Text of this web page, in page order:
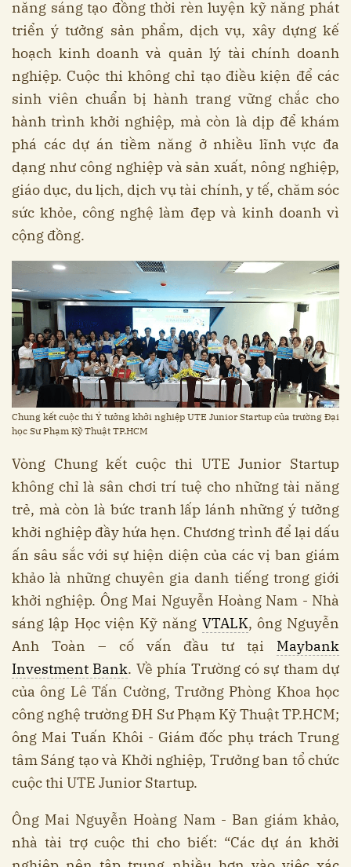
năng sáng tạo đồng thời rèn luyện kỹ năng phát
triển ý tưởng sản phẩm, dịch vụ, xây dựng kế
hoạch kinh doanh và quản lý tài chính doanh
nghiệp. Cuộc thi không chỉ tạo điều kiện để các
sinh viên chuẩn bị hành trang vững chắc cho
hành trình khởi nghiệp, mà còn là dịp để khám
phá các dự án tiềm năng ở nhiều lĩnh vực đa
dạng như công nghiệp và sản xuất, nông nghiệp,
giáo dục, du lịch, dịch vụ tài chính, y tế, chăm sóc
sức khỏe, công nghệ làm đẹp và kinh doanh vì
cộng đồng.
Chung kết cuộc thi Ý tưởng khởi nghiệp UTE Junior Startup của trường Đại
học Sư Phạm Kỹ Thuật TP.HCM
Vòng Chung kết cuộc thi UTE Junior Startup
không chỉ là sân chơi trí tuệ cho những tài năng
trẻ, mà còn là bức tranh lấp lánh những ý tưởng
khởi nghiệp đầy hứa hẹn. Chương trình để lại dấu
ấn sâu sắc với sự hiện diện của các vị ban giám
khảo là những chuyên gia danh tiếng trong giới
khởi nghiệp. Ông Mai Nguyễn Hoàng Nam - Nhà
sáng lập Học viện Kỹ năng VTALK, ông Nguyễn
Anh Toàn – cố vấn đầu tư tại Maybank
Investment Bank. Về phía Trường có sự tham dự
của ông Lê Tấn Cường, Trưởng Phòng Khoa học
công nghệ trường ĐH Sư Phạm Kỹ Thuật TP.HCM;
ông Mai Tuấn Khôi - Giám đốc phụ trách Trung
tâm Sáng tạo và Khởi nghiệp, Trưởng ban tổ chức
cuộc thi UTE Junior Startup.
Ông Mai Nguyễn Hoàng Nam - Ban giám khảo,
nhà tài trợ cuộc thi cho biết: “Các dự án khởi